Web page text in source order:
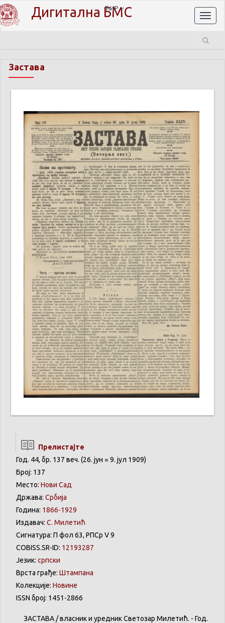
Дигитална БМС
ЋИР
Застава
Прелистајте
Год. 44, бр. 137 веч. (26. јун = 9. јул 1909)
Број: 137
Место: Нови Сад
Држава: Србија
Година: 1866-1929
Издавач: С. Милетић
Сигнатура: П фол 63, РПСр V 9
COBISS.SR-ID: 12193287
Језик: српски
Врста грађе: Штампана
Колекције: Новине
ISSN број: 1451-2866
ЗАСТАВА /власники уредникСветозар Милетић. - Год.